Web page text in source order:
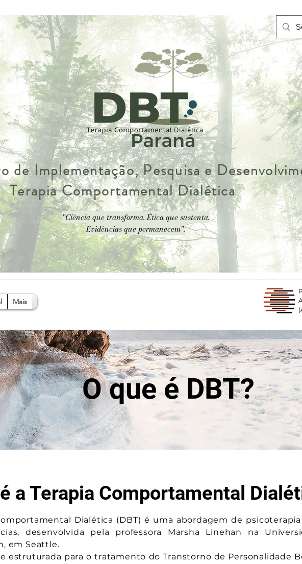
de Implementação, Pesquisa e
Terapia Comportamental Dialética
"Ciência que transforma. Ética que sustenta.
Evidências que permanecem".
Mais
O que é DBT?
a Terapia Comportamental
Dialética (DBT) é uma abordagem de psicoterapia
desenvolvida pela professora Marsha Linehan na
em Seattle.
estruturada para o tratamento do Transtorno de Personalidade